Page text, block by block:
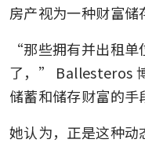
房产视为一种财富储
“那些拥有并出租
了，” Ballesteros
储蓄和储存财富的手
她认为，正是这种